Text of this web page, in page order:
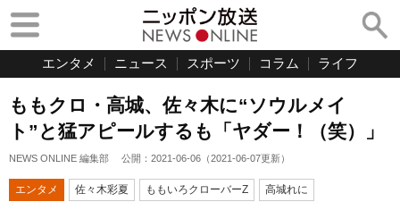
エンタメ ニュース スポーツ コラム ライフ
ももクロ・高城、佐々木に“ソウルメイ
ト”と猛アピールするも「ヤダー！（笑）」
NEWS ONLINE 編集部 公開： 2021-06-06 （2021-06-07更新）
エンタメ 佐々木彩夏 ももいろクローバーZ 高城れに